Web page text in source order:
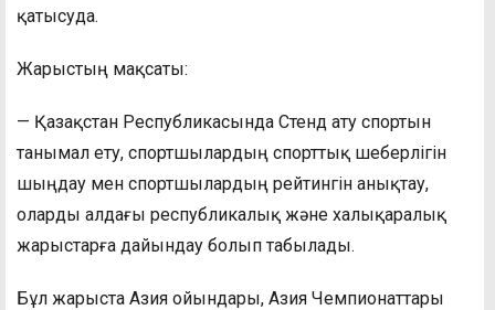
қатысуда.
Жарыстың мақсаты:
— Қазақстан Республикасында Стенд ату спортын
танымал ету, спортшылардың спорттық шеберлігін
шыңдау мен спортшылардың рейтингін анықтау,
оларды алдағы республикалық және халықаралық
жарыстарға дайындау болып табылады.
Бұл жарыста Азия ойындары, Азия Чемпионаттары